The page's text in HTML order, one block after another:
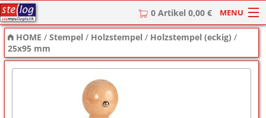
0 Artikel 0,00 € MENU
HOME
Stempel
Stempel-Textplatten
HOME /Stempel / Holzstempel / Holzstempel (eckig) /
25x95 mm